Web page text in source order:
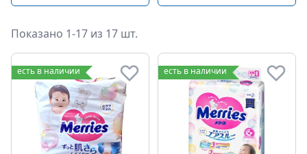
Показано 1-17 из 17 шт.
есть в наличии есть в наличии